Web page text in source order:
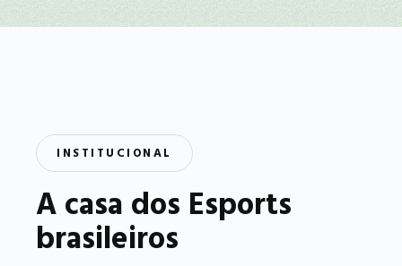
INSTITUCIONAL
A casa dos Esports
brasileiros